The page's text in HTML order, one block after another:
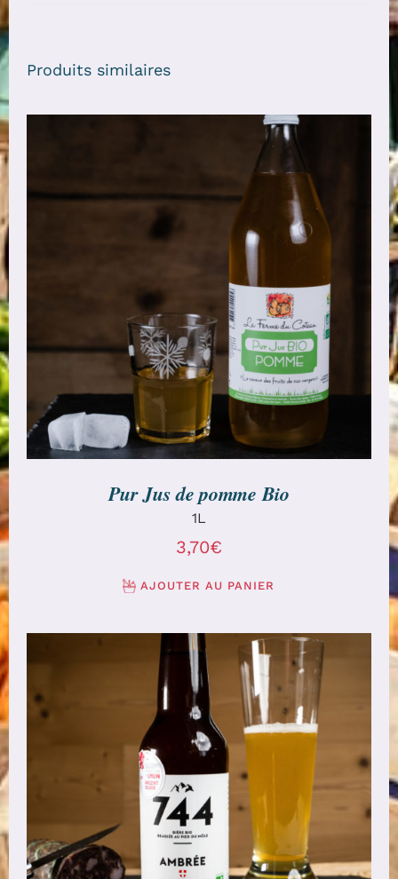
Produits similaires
AJOUTER AU PANIER / DÉTAILS
Pur Jus de pomme Bio
1L
3,70€
AJOUTER AU PANIER
AJOUTER AU PANIER / DÉTAILS